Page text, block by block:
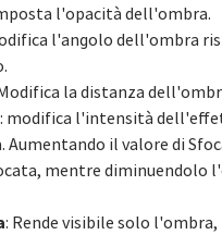
l'opacità dell'ombra.
l'angolo dell'ombra
la distanza
: modifica l'intensità
Aumentando il valore di
mentre diminuendolo
: Rende visibile solo l'ombra,